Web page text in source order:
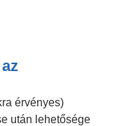
érvényes)
után lehetősége